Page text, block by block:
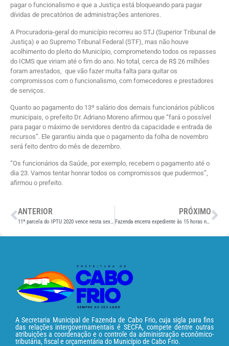
pagar o funcionalismo e que a Justiça está bloqueando para pagar
dívidas de precatórios de administrações anteriores.
A Procuradoria-geral do município recorreu ao STJ (Superior Tribunal de
Justiça) e ao Supremo Tribunal Federal (STF), mas não houve
acolhimento do pleito do Município, comprometendo todos os repasses
do ICMS que viriam até o fim do ano. No total, cerca de R$ 26 milhões
foram arrestados, que vão fazer muita falta para quitar os
compromissos com o funcionalismo, com fornecedores e prestadores
de serviços.
Quanto ao pagamento do 13º salário dos demais funcionários públicos
municipais, o prefeito Dr. Adriano Moreno afirmou que “fará o possível
para pagar o máximo de servidores dentro da capacidade e entrada de
recursos”. Ele garantiu ainda que o pagamento da folha de novembro
será feito dentro do mês de dezembro.
“Os funcionários da Saúde, por exemplo, recebem o pagamento até o
dia 23. Vamos tentar honrar todos os compromissos que pudermos”,
afirmou o prefeito.
ANTERIOR
11ª parcela do IPTU 2020 vence nesta sexta-feira (18)
PRÓXIMO
Fazenda encerra expediente às 15 horas nesta sexta-feira (18)
A Secretaria Municipal de Fazenda de Cabo Frio, cuja sigla para fins
das relações intergovernamentais é SECFA, compete dentre outras
atribuições a coordenação e o controle da administração econômico-
tributária, fiscal e orçamentária do Município de Cabo Frio.